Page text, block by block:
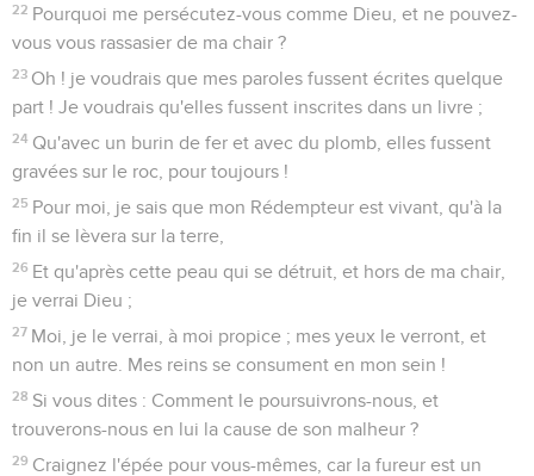
22 Pourquoi me persécutez-vous comme Dieu, et ne pouvez-
vous vous rassasier de ma chair ?
23 Oh ! je voudrais que mes paroles fussent écrites quelque
part ! Je voudrais qu'elles fussent inscrites dans un livre ;
24 Qu'avec un burin de fer et avec du plomb, elles fussent
gravées sur le roc, pour toujours !
25 Pour moi, je sais que mon Rédempteur est vivant, qu'à la
fin il se lèvera sur la terre,
26 Et qu'après cette peau qui se détruit, et hors de ma chair,
je verrai Dieu ;
27 Moi, je le verrai, à moi propice ; mes yeux le verront, et
non un autre. Mes reins se consument en mon sein !
28 Si vous dites : Comment le poursuivrons-nous, et
trouverons-nous en lui la cause de son malheur ?
29 Craignez l'épée pour vous-mêmes, car la fureur est un